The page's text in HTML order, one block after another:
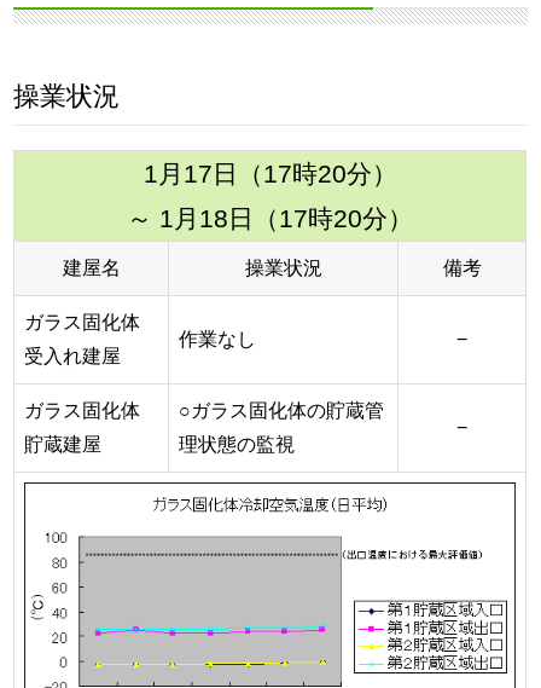
操業状況
1月17日（17時20分）
～ 1月18日（17時20分）
建屋名 操業状況 備考
ガラス固化体
受入れ建屋
作業なし −
ガラス固化体
貯蔵建屋
○ガラス固化体の貯蔵管
理状態の監視
−